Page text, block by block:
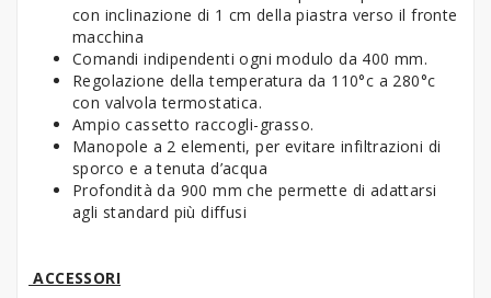
con inclinazione di 1 cm della piastra verso il fronte
macchina
Comandi indipendenti ogni modulo da 400 mm.
Regolazione della temperatura da 110°c a 280°c
con valvola termostatica.
Ampio cassetto raccogli-grasso.
Manopole a 2 elementi, per evitare infiltrazioni di
sporco e a tenuta d’acqua
Profondità da 900 mm che permette di adattarsi
agli standard più diffusi
ACCESSORI